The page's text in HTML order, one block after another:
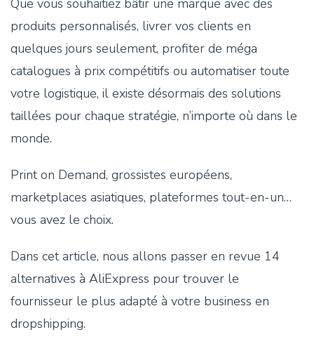
produits personnalisés, livrer vos clients en
quelques jours seulement, profiter de méga
catalogues à prix compétitifs ou automatiser toute
votre logistique, il existe désormais des solutions
taillées pour chaque stratégie, n’importe où dans le
monde.
Print on Demand, grossistes européens,
marketplaces asiatiques, plateformes tout-en-un…
vous avez le choix.
Dans cet article, nous allons passer en revue 14
alternatives à AliExpress pour trouver le
fournisseur le plus adapté à votre business en
dropshipping.